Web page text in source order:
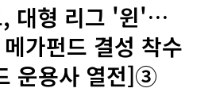
, 대형 리그 '윈'…
가펀드 결성 착수
운용사 열전]③